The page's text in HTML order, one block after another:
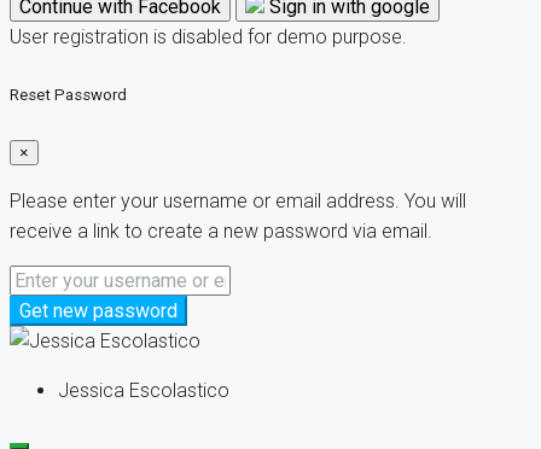
Continue with Facebook
Sign in with google
User registration is disabled for demo purpose.
Reset Password
×
Please enter your username or email address. You will
receive a link to create a new password via email.
Get new password
Jessica Escolastico